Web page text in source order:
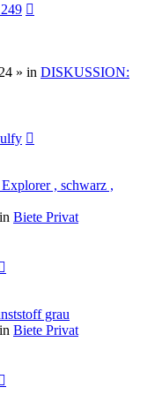
» in DISKUSSION:
, schwarz ,
Biete Privat
grau
Biete Privat